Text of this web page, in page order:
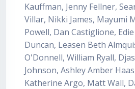
Kauffman, Jenny Fellner,
Villar, Nikki James, Mayumi
Powell, Dan Castiglione,
Duncan, Leasen Beth
O'Donnell, William Ryall,
Johnson, Ashley Amber
Katherine Argo, Matt Wall,